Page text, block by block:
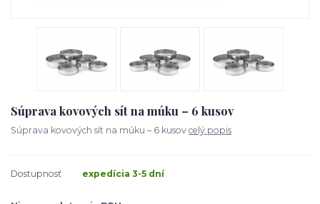
Súprava kovových sít na múku – 6 kusov
Súprava kovových sít na múku – 6 kusov celý popis
Dostupnosť expedícia 3-5 dní